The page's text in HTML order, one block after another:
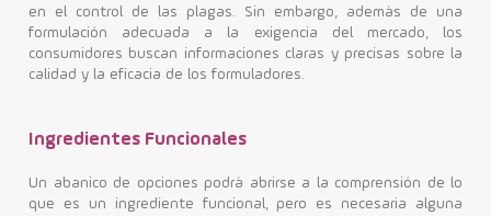
en el control de las plagas. Sin embargo, además de una
formulación adecuada a la exigencia del mercado, los
consumidores buscan informaciones claras y precisas sobre la
calidad y la eficacia de los formuladores.
Ingredientes Funcionales
Un abanico de opciones podrá abrirse a la comprensión de lo
que es un ingrediente funcional, pero es necesaria alguna